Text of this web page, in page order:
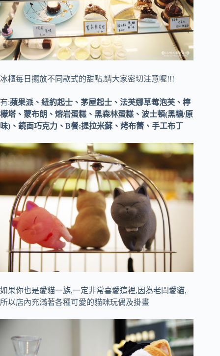
冰櫃每日擺放不同款式的甜點,請大家密切注意喔!!!
有:蘋果派、紐約起士、茅屋起士、法芙娜草莓泡芙、檸
檬塔、蒙布朗、熔岩蛋糕、黑森林蛋糕、波士頓(黑糖/原
味)、鏡面巧克力、B餐:提拉米蘇、烤布蕾、手工布丁
如果你也是愛貓一族,一定非常喜愛這裡,因為老闆愛貓,
所以店內充滿著各種可愛的貓咪玩偶及掛畫